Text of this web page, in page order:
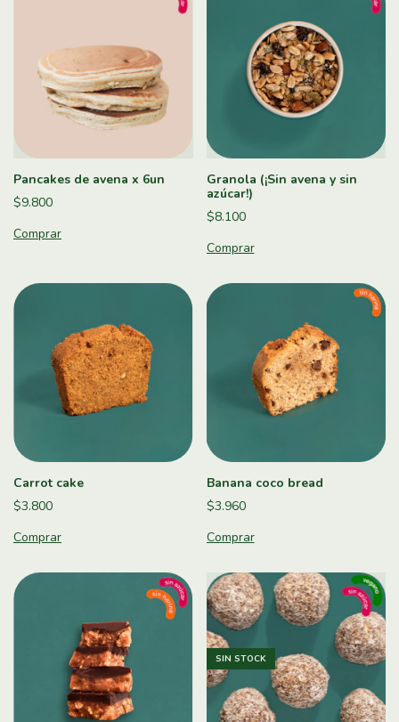
Pancakes de avena x 6un
$9.800
Granola (¡Sin avena y sin
azúcar!)
$8.100
Carrot cake
$3.800
Banana coco bread
$3.960
SIN STOCK